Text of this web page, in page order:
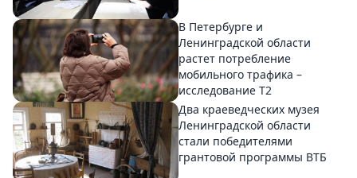
В Петербурге и
Ленинградской области
растет потребление
мобильного трафика –
исследование T2
Два краеведческих музея
Ленинградской области
стали победителями
грантовой программы ВТБ